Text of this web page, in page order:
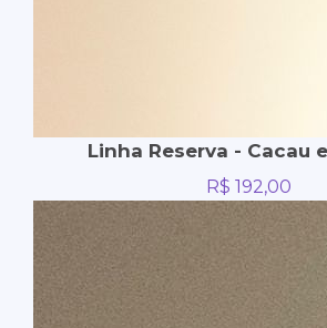
Linha Reserva - Cacau
R$ 192,00